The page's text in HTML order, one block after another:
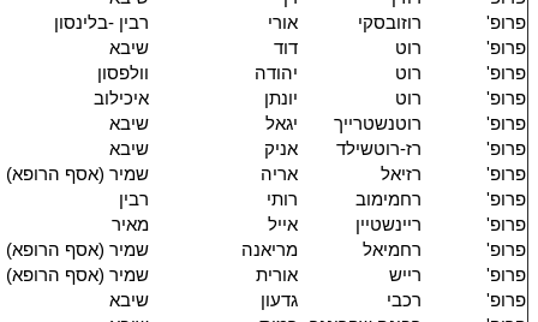
פרופ'
רוזובסקי אורי
רבין -בלינסון
פרופ'
רוט דוד
שיבא
פרופ'
רוט יהודה
וולפסון
פרופ'
רוט יונתן
איכילוב
פרופ'
רוטנשטרייך יגאל
שיבא
פרופ'
רז-רוטשילד אניק
שיבא
פרופ'
רזיאל אריה
שמיר (אסף הרופא)
פרופ'
רחמימוב רותי
רבין
פרופ'
ריינשטיין אייל
מאיר
פרופ'
רחמיאל מריאנה
שמיר (אסף הרופא)
פרופ'
רייש אורית
שמיר (אסף הרופא)
פרופ'
רכבי גדעון
שיבא